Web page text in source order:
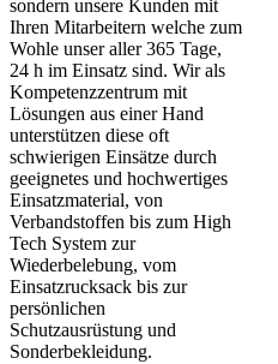
sondern unsere Kunden mit
Ihren Mitarbeitern welche zum
Wohle unser aller 365 Tage,
24 h im Einsatz sind. Wir als
Kompetenzzentrum mit
Lösungen aus einer Hand
unterstützen diese oft
schwierigen Einsätze durch
geeignetes und hochwertiges
Einsatzmaterial, von
Verbandstoffen bis zum High
Tech System zur
Wiederbelebung, vom
Einsatzrucksack bis zur
persönlichen
Schutzausrüstung und
Sonderbekleidung.